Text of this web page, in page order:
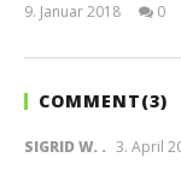
9. Januar 2018
0
COMMENT(3)
SIGRID W. 3. April